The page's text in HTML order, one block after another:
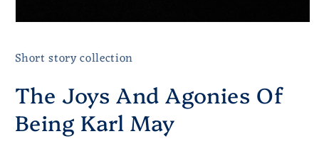
Short story collection
The Joys And Agonies Of
Being Karl May